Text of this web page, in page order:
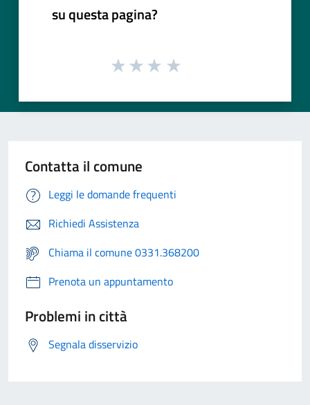
su questa pagina?
Contatta il comune
Leggi le domande frequenti
Richiedi Assistenza
Chiama il comune 0331.368200
Prenota un appuntamento
Problemi in città
Segnala disservizio